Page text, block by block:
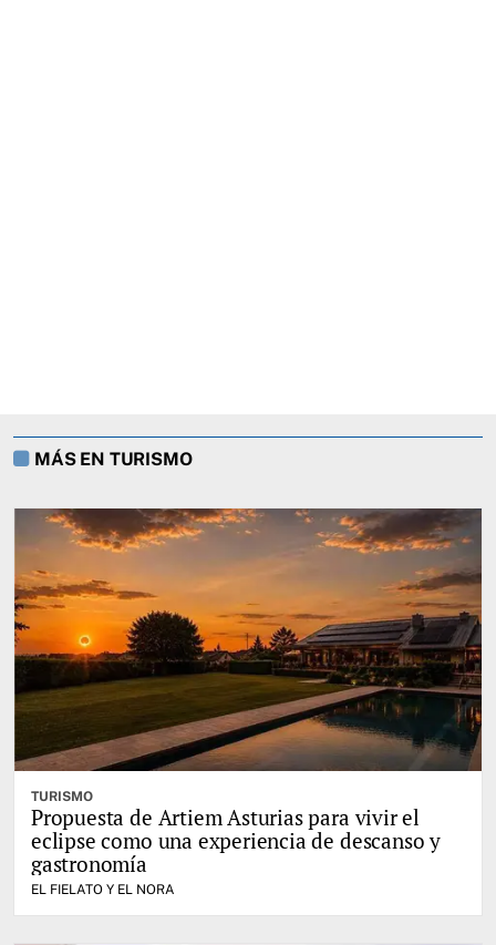
MÁS EN TURISMO
TURISMO
Propuesta de Artiem Asturias para vivir el
eclipse como una experiencia de descanso y
gastronomía
EL FIELATO Y EL NORA